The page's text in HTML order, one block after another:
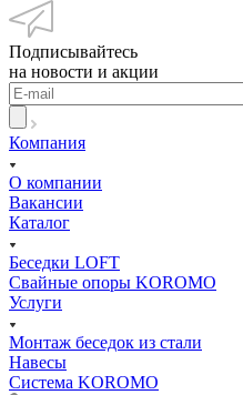
Подписывайтесь
на новости и акции
Компания
О компании
Вакансии
Каталог
Беседки LOFT
Свайные опоры KOROMO
Услуги
Монтаж беседок из стали
Навесы
Система KOROMO